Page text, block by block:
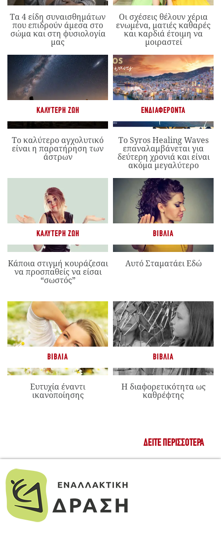
Τα 4 είδη συναισθημάτων
που επιδρούν άμεσα στο
σώμα και στη φυσιολογία
μας
Οι σχέσεις θέλουν χέρια
ενωμένα, ματιές καθαρές
και καρδιά έτοιμη να
μοιραστεί
ΚΑΛΎΤΕΡΗ ΖΩΉ
Το καλύτερο αγχολυτικό
είναι η παρατήρηση των
άστρων
ΕΝΔΙΑΦΈΡΟΝΤΑ
Το Syros Healing Waves
επαναλαμβάνεται για
δεύτερη χρονιά και είναι
ακόμα μεγαλύτερο
ΚΑΛΎΤΕΡΗ ΖΩΉ
Κάποια στιγμή κουράζεσαι
να προσπαθείς να είσαι
“σωστός”
ΒΙΒΛΊΑ
Αυτό Σταματάει Εδώ
ΒΙΒΛΊΑ
Ευτυχία έναντι
ικανοποίησης
ΒΙΒΛΊΑ
Η διαφορετικότητα ως
καθρέφτης
ΔΕΊΤΕ ΠΕΡΙΣΣΌΤΕΡΑ